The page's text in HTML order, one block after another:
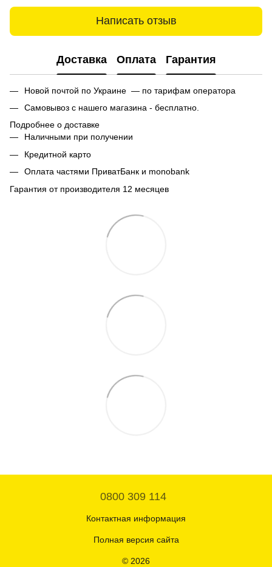
Написать отзыв
Доставка Оплата Гарантия
Новой почтой по Украине — по тарифам оператора
Самовывоз с нашего магазина - бесплатно.
Подробнее о доставке
Наличными при получении
Кредитной карто
Оплата частями ПриватБанк и monobank
Гарантия от производителя 12 месяцев
0800 309 114
Контактная информация
Полная версия сайта
© 2026